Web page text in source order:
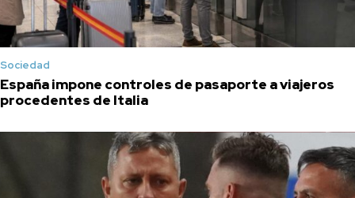
Sociedad
España impone controles de pasaporte a viajeros
procedentes de Italia